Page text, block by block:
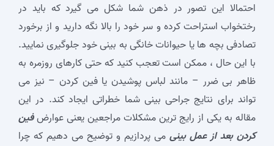
احتمالا این تصور در ذهن شما شکل می گیرد که باید در
رختخواب استراحت کرده و سر خود را بالا نگه دارید و از برخورد
تصادفی بچه ها یا حیوانات خانگی به بینی خود جلوگیری نمایید.
با این حال ، ممکن است تعجب کنید که حتی کارهای روزمره به
ظاهر بی ضرر – مانند لباس پوشیدن یا فین کردن – نیز می
تواند برای نتایج جراحی بینی شما خطراتی ایجاد کند. در این
مقاله به یکی از رایج ترین مشکلات مراجعین یعنی عوارضفین
کردن بعد از عمل بینی می پردازیم و توضیح می دهیم که چرا